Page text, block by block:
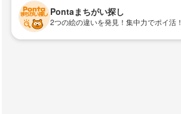
Pontaまちがい探し
2つの絵の違いを発見！集中力でポイ活！